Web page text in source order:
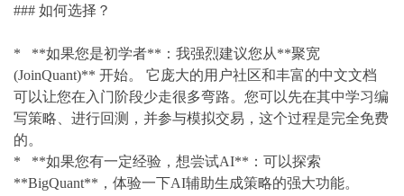
### 如何选择？
* **如果您是初学者**：我强烈建议您从**聚宽
(JoinQuant)** 开始。 它庞大的用户社区和丰富的中文文档
可以让您在入门阶段少走很多弯路。您可以先在其中学习编
写策略、进行回测，并参与模拟交易，这个过程是完全免费
的。
* **如果您有一定经验，想尝试AI**：可以探索
**BigQuant**，体验一下AI辅助生成策略的强大功能。